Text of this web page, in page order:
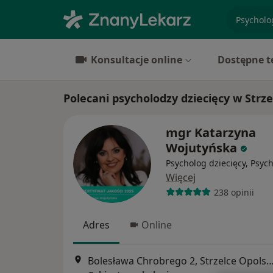
Konsultacje online Dostępne
Polecani psycholodzy dziecięcy w
mgr Katarzyna
Wojutyńska
Psycholog dziecięcy,
Więcej
238 opinii
Adres Online
Bolesława Chrobrego 2, Strzelce Opolskie